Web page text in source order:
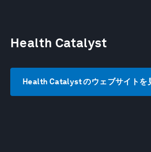
Health Catalyst
Health Catalyst のウェブサイトを